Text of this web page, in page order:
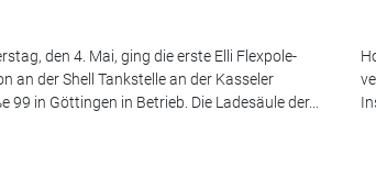
den 4. Mai, ging die erste Elli Flexpole-
an der Shell Tankstelle an der Kasseler
99 in Göttingen in Betrieb. Die Ladesäule der...